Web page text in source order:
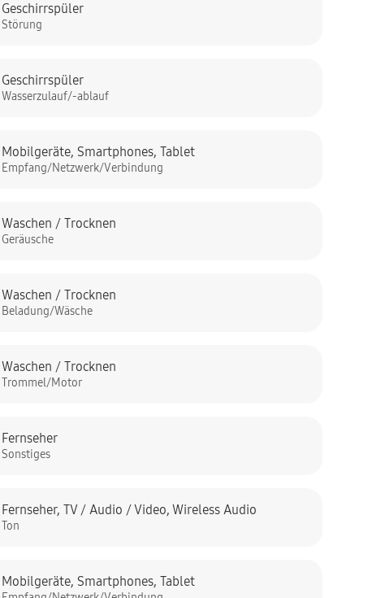
Geschirrspüler
Störung
Geschirrspüler
Wasserzulauf/-ablauf
Mobilgeräte,Smartphones,Tablet
Empfang/Netzwerk/Verbindung
Waschen / Trocknen
Geräusche
Waschen / Trocknen
Beladung/Wäsche
Waschen / Trocknen
Trommel/Motor
Fernseher
Sonstiges
Fernseher,TV / Audio / Video,Wireless Audio
Ton
Mobilgeräte,Smartphones,Tablet